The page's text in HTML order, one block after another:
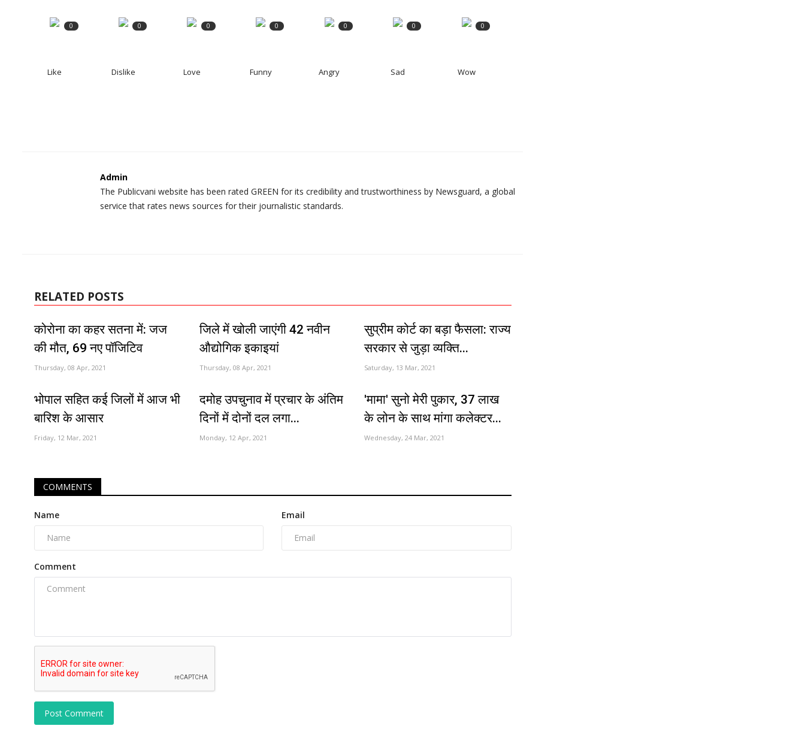
0
Like
0
Dislike
0
Love
0
Funny
0
Angry
0
Sad
0
Wow
Admin
The Publicvani website has been rated GREEN for its credibility and trustworthiness by Newsguard, a global
service that rates news sources for their journalistic standards.
RELATED POSTS
कोरोना का कहर सतना में: जज
की मौत, 69 नए पॉजिटिव
Thursday, 08 Apr, 2021
जिले में खोली जाएंगी 42 नवीन
औद्योगिक इकाइयां
Thursday, 08 Apr, 2021
सुप्रीम कोर्ट का बड़ा फैसला: राज्य
सरकार से जुड़ा व्यक्ति...
Saturday, 13 Mar, 2021
भोपाल सहित कई जिलों में आज भी
बारिश के आसार
Friday, 12 Mar, 2021
दमोह उपचुनाव में प्रचार के अंतिम
दिनों में दोनों दल लगा...
Monday, 12 Apr, 2021
'मामा' सुनो मेरी पुकार, 37 लाख
के लोन के साथ मांगा कलेक्टर...
Wednesday, 24 Mar, 2021
COMMENTS
Name Email
Comment
Post Comment